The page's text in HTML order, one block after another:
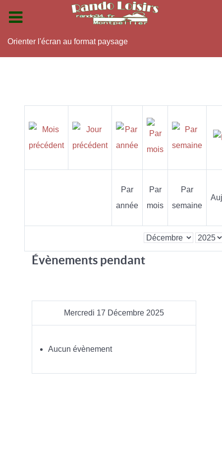
Orienter l'écran au format paysage
Par
année
Par
mois
Par
semaine
Évènements pendant
Mercredi 17 Décembre 2025
Aucun évènement